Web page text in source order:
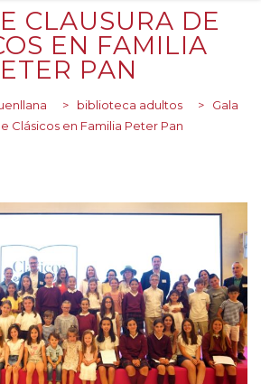
CLAUSURA DE
EN FAMILIA
PAN
> biblioteca adultos >
Gala
Clásicos en Familia Peter Pan